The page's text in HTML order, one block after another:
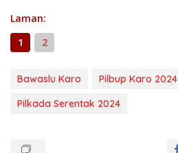
Laman:
1
2
Bawaslu Karo
Pilbup Karo 2024
Pilkada Serentak 2024